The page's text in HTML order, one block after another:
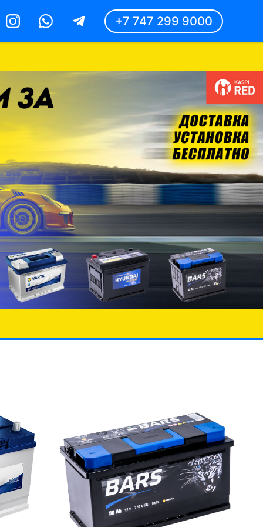
InstagramWhatsappTelegram +7 747 299 9000